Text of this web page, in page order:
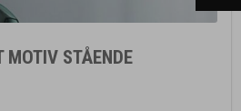
MOTIV STÅENDE